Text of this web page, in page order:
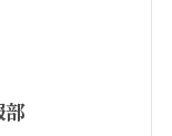
部